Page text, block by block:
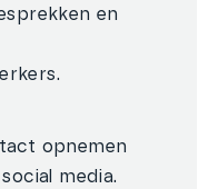
en
opnemen
media.